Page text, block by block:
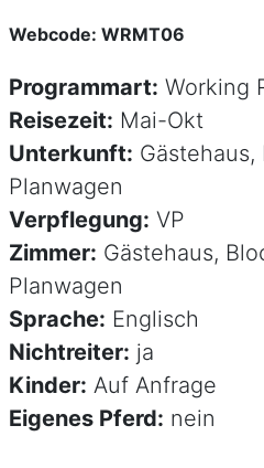
Webcode: WRMT06
Programmart: Working
Reisezeit: Mai-Okt
Unterkunft:
Planwagen
Verpflegung: VP
Zimmer: Gästehaus,
Planwagen
Sprache: Englisch
Nichtreiter: ja
Kinder: Auf Anfrage
Eigenes Pferd: nein